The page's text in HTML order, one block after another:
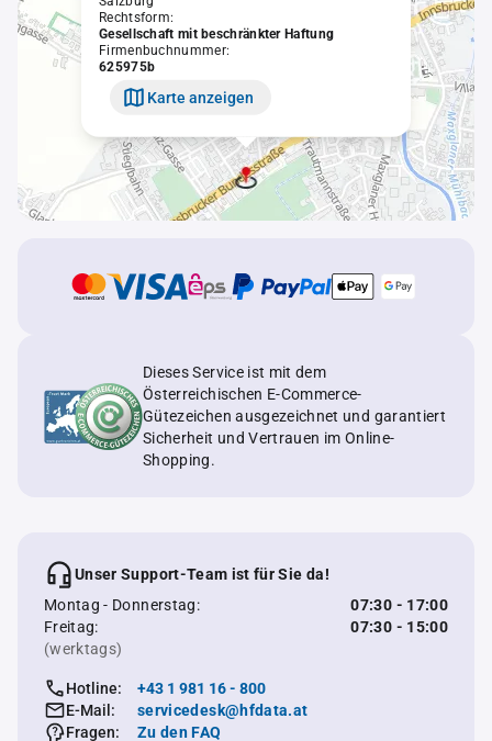
Rechtsform:
Gesellschaft mit beschränkter Haftung
Firmenbuchnummer:
625975b
Karte anzeigen
Dieses Service ist mit dem
Österreichischen E-Commerce-
Gütezeichen ausgezeichnet und garantiert
Sicherheit und Vertrauen im Online-
Shopping.
Unser Support-Team ist für Sie da!
Montag - Donnerstag:
07:30 - 17:00
Freitag:
07:30 - 15:00
(werktags)
Hotline:
+43 1 981 16 - 800
E-Mail:
servicedesk@hfdata.at
Fragen:
Zu den FAQ